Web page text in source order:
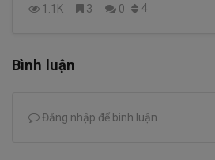
1.1K 3 0 4
Bình luận
Đăng nhập để bình luận